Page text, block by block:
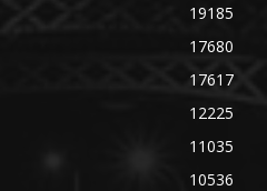
19185
17680
17617
12225
11035
10536